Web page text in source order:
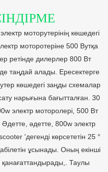
моторутерінің көшедегі
моторотеріне 500 Вутқа
ретінде дилерлер 800 Вт
таңдай алады. Ересектерге
көшедегі заңды схемалар
нарығына бағытталған. 30
электр моторолері, 500 Вт
әдетте, 800w электр
'дегенді көрсететін 25 °
ұсынады. Оның екінші
қанағаттандырады,. Таулы